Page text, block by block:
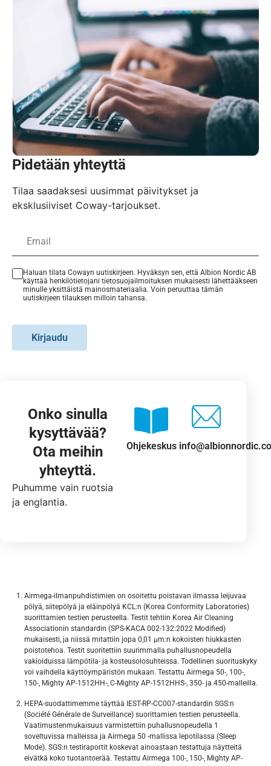
Pidetään yhteyttä
Tilaa saadaksesi uusimmat päivitykset ja
eksklusiiviset Coway-tarjoukset.
Haluan tilata Cowayn uutiskirjeen. Hyväksyn sen, että Albion Nordic AB
käyttää henkilötietojani tietosuojailmoituksen mukaisesti lähettääkseen
minulle yksittäistä mainosmateriaalia. Voin peruuttaa tämän
uutiskirjeen tilauksen milloin tahansa.
Kirjaudu
Onko sinulla
kysyttävää?
Ota meihin
yhteyttä.
Puhumme vain ruotsia
ja englantia.
Ohjekeskus
Airmega-ilmanpuhdistimien on osoitettu poistavan ilmassa leijuvaa
pölyä, siitepölyä ja eläinpölyä KCL:n (Korea Conformity Laboratories)
suorittamien testien perusteella. Testit tehtiin Korea Air Cleaning
Associationin standardin (SPS-KACA 002-132:2022 Modified)
mukaisesti, ja niissä mitattiin jopa 0,01 μm:n kokoisten hiukkasten
poistotehoa. Testit suoritettiin suurimmalla puhallusnopeudella
vakioiduissa lämpötila- ja kosteusolosuhteissa. Todellinen suorituskyky
voi vaihdella käyttöympäristön mukaan. Testattu Airmega 50-, 100-,
150-, Mighty AP-1512HH-, C-Mighty AP-1512HHS-, 350- ja 450-malleilla.
HEPA-suodattimemme täyttää IEST-RP-CC007-standardin SGS:n
(Société Générale de Surveillance) suorittamien testien perusteella.
Vaatimustenmukaisuus varmistettiin puhallusnopeudella 1
soveltuvissa malleissa ja Airmega 50 -mallissa lepotilassa (Sleep
Mode). SGS:n testiraportit koskevat ainoastaan testattuja näytteitä
eivätkä koko tuotantoerää. Testattu Airmega 100-, 150-, Mighty AP-